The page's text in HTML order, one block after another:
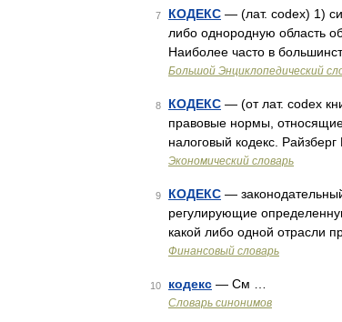
7 КОДЕКС — (лат. codex) 1)
либо однородную область
Наиболее часто в
Большой Энциклопедический
8 КОДЕКС — (от лат. codex
правовые нормы,
налоговый кодекс.
Экономический словарь
9 КОДЕКС —
регулирующие
какой либо одной отрасли
Финансовый словарь
10 кодекс — См …
Словарь синонимов